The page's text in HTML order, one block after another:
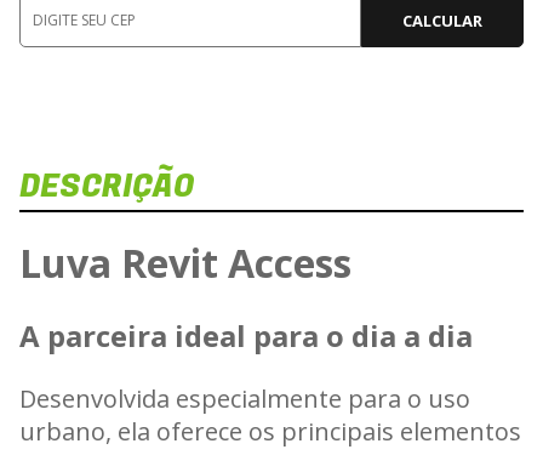
CALCULAR
DESCRIÇÃO
Luva Revit Access
A parceira ideal para o dia a dia
Desenvolvida especialmente para o uso
urbano, ela oferece os principais elementos